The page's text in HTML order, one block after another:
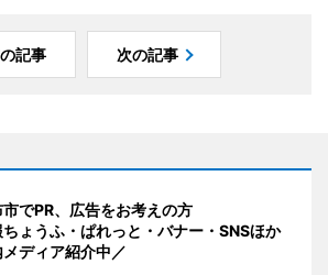
記事 次の記事
でPR、広告をお考えの方
ょうふ・ぱれっと・バナー・SNSほか
ディア紹介中／